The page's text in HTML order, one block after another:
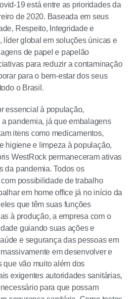
19 está entre as prioridades da
de 2020. Baseada em seus
Respeito, Integridade e
líder global em soluções únicas e
de papel e papelão
para reduzir a contaminação
para o bem-estar dos seus
o Brasil.
essencial à população,
pandemia, já que embalagens
itens como medicamentos,
higiene e limpeza à população,
WestRock permaneceram ativas
da pandemia. Todos os
possibilidade de trabalho
em home office já no início da
que têm suas funções
à produção, a empresa com o
guiando suas ações e
e segurança das pessoas em
em desenvolver e
que vão muito além dos
exigentes autoridades sanitárias,
para que possam